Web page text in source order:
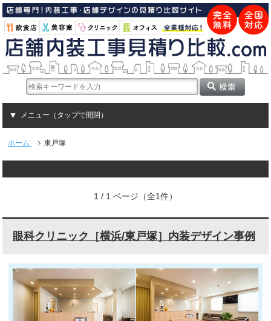
メニュー（タップで開閉）
ホーム 東戸塚
1 / 1 ページ（全1件）
眼科クリニック［横浜/東戸塚］内装デザイン事例